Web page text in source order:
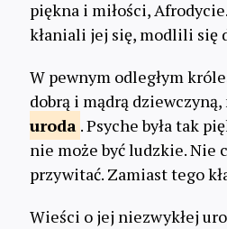
piękna i miłości,
kłaniali jej się, modlili się
W pewnym odległym
dobrą i mądrą
uroda . Psyche była tak
nie może być ludzkie. Nie
przywitać. Zamiast tego
Wieści o jej niezwykłej